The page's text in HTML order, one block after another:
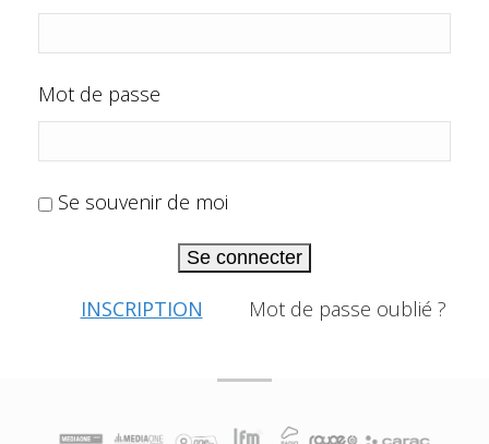
Mot de passe
Se souvenir de moi
Se connecter
INSCRIPTION Mot de passe oublié ?